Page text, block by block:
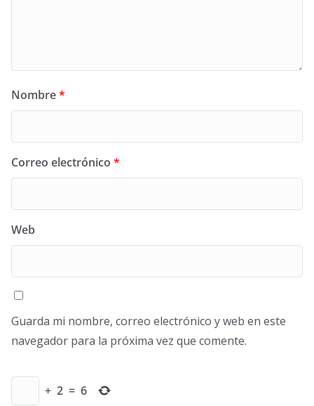
Nombre*
Correo electrónico *
Web
Guarda mi nombre, correo electrónico y web en este
navegador para la próxima vez que comente.
+ 2 = 6